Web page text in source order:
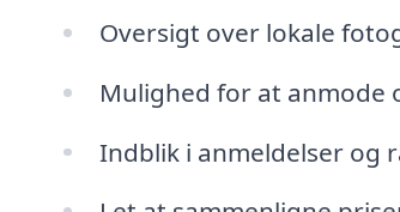
Oversigt over lokale
Mulighed for at anmode
Indblik i anmeldelser og